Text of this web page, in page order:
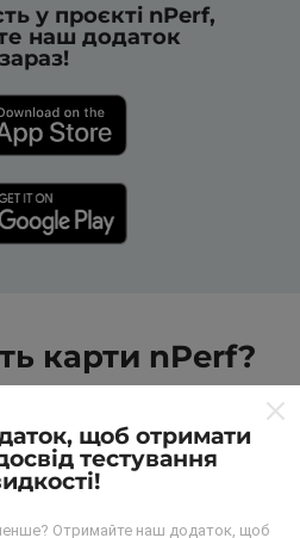
у проєкті nPerf,
наш додаток
зараз!
карти nPerf?
дані?
щоб отримати
тестування
Отримайте наш додаток, щоб